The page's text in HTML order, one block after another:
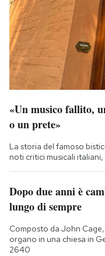
«Un musico fallito,
o un prete»
La storia del famoso
noti critici musicali
Dopo due anni è
lungo di sempre
Composto da John
organo in una chiesa in
2640